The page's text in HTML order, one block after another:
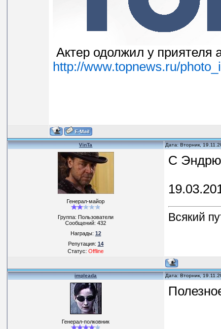
Актер одолжил у приятеля
http://www.topnews.ru/
VinTa Дата: Вторник,
Генерал-майор
Группа: Пользователи
Сообщений:432
Награды:12
Репутация:14
Статус:Offline
С Эндрю
Всякий
impleada Дата: Вторник,
Генерал-полковник